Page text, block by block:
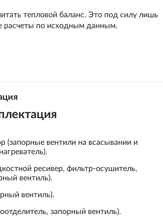
тепловой баланс. Это под силу лишь
расчеты по исходным данным.
(запорные вентили на всасывании и
ресивер, фильтр-осушитель,
вентиль).
вентиль).
запорный вентиль).